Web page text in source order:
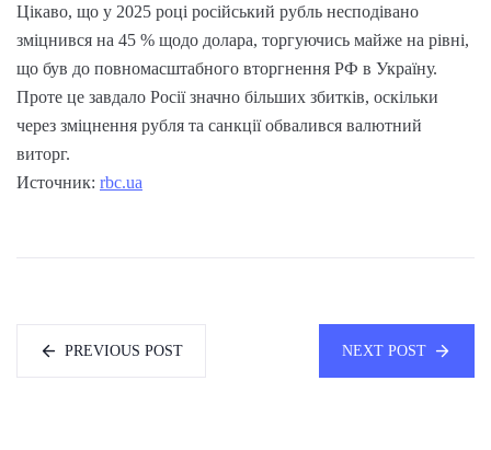
Цікаво, що у 2025 році російський рубль несподівано
зміцнився на 45 % щодо долара, торгуючись майже на рівні,
що був до повномасштабного вторгнення РФ в Україну.
Проте це завдало Росії значно більших збитків, оскільки
через зміцнення рубля та санкції обвалився валютний
виторг.
Источник: rbc.ua
PREVIOUS POST NEXT POST